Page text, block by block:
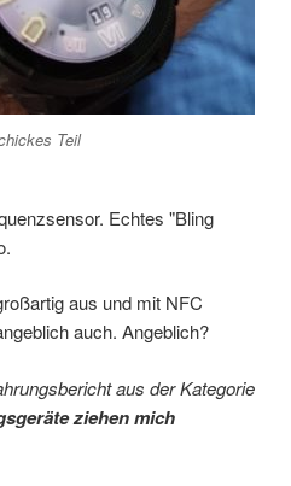
Teil
Echtes "Bling
aus und mit NFC
auch. Angeblich?
aus der Kategorie
ziehen mich